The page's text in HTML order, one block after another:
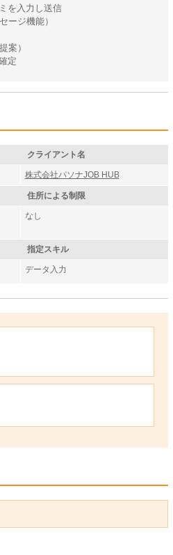
を入力し送信
ジ機能）
案）
定
クライアント名
株式会社パソナJOB HUB
住所による制限
なし
指定スキル
データ入力